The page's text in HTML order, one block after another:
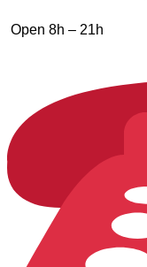
Open 8h – 21h